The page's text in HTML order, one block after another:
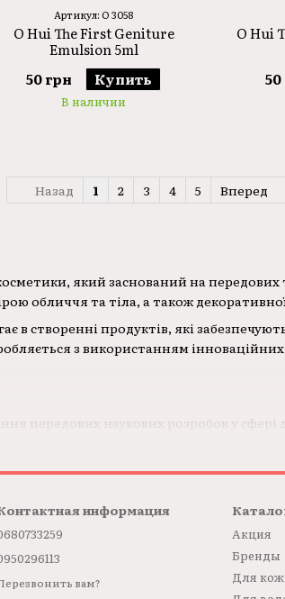
який заснований на передових
обличчя та тіла, а також
в створенні продуктів, які
з використанням
передових наукових розробок у сфері
строгий контроль якості та
засобів для догляду за шкірою,
Артикул: O 3058
O Hui The First Geniture
Emulsion 5ml
50 грн
Купить
В наличии
O Hui
Назад 1 2 3 4 5 Вперед
информация
вам?
Акция
Бренды
Для